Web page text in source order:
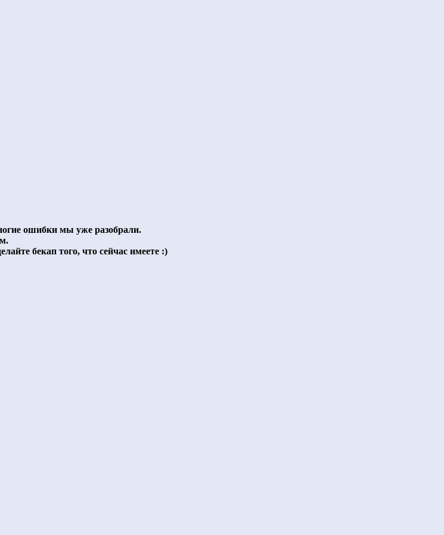
ошибки мы уже разобрали.
бекап того, что сейчас имеете :)